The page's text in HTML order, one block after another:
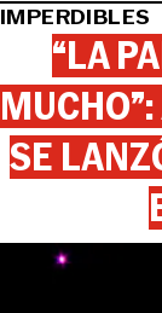
IMPERDIBLES
“LA
SE